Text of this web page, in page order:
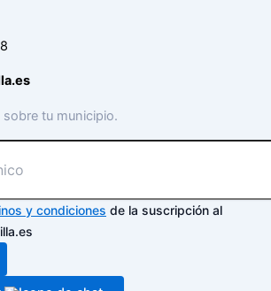
tu municipio.
y condiciones de la suscripción al